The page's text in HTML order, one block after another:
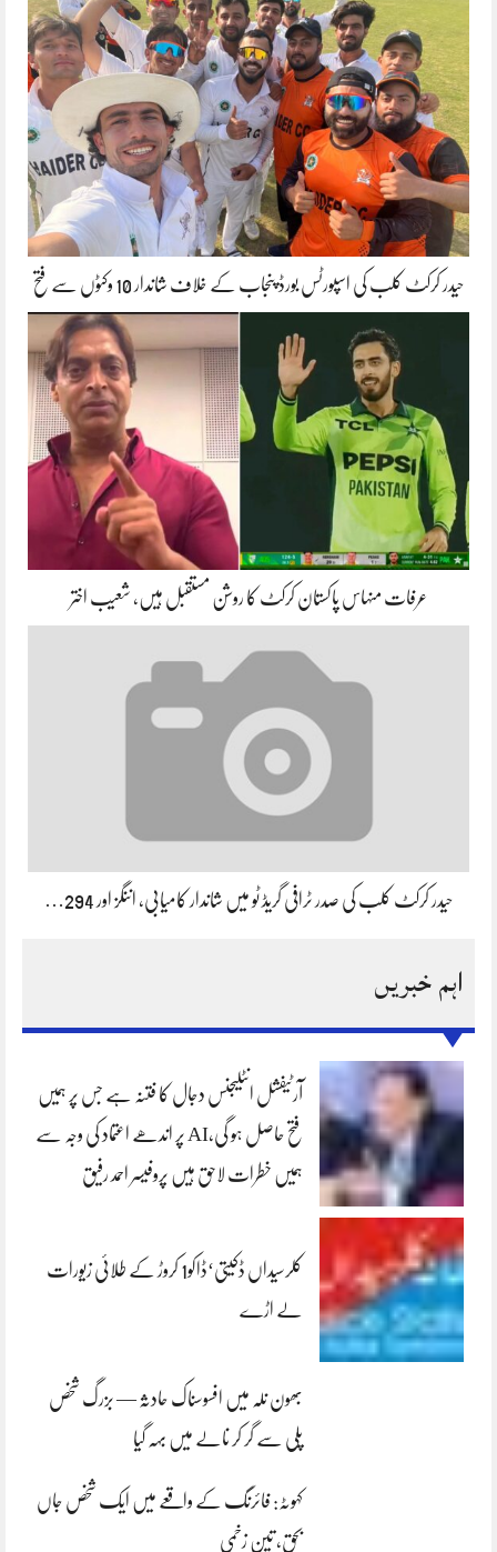
حیدر کرکٹ کلب کی اسپورٹس بورڈ پنجاب کے خلاف شاندار 10 وکٹوں سے فتح
عرفات منہاس پاکستان کرکٹ کا روشن مستقبل ہیں، شعیب اختر
حیدر کرکٹ کلب کی صدر ٹرافی گریڈ ٹو میں شاندار کامیابی، اننگز اور 294…
اہم خبریں
آرٹیفشل انٹلیجنس دجال کا فتنہ ہے جس پر ہمیں
فتح حاصل ہو گی،AI پر اندھے اعتماد کی وجہ سے
ہمیں خطرات لاحق ہیں پروفیسر احمد رفیق
کلرسیداں ڈکیتی‘ڈاکو1 کروڑ کے طلائی زیورات
لے اڑے
بھون نلہ میں افسوسناک حادثہ — بزرگ شخص
پلی سے گر کر نالے میں بہہ گیا
کہوٹہ: فائرنگ کے واقعے میں ایک شخص جاں
بحق، تین زخمی